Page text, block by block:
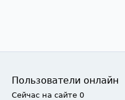
Пользователи онлайн
Сейчас на сайте 0